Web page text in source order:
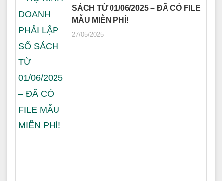
SÁCH TỪ 01/06/2025 – ĐÃ CÓ FILE
MẪU MIỄN PHÍ!
27/05/2025